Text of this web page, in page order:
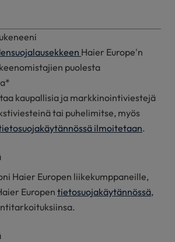
Haier Europe'n
puolesta
kaupallisia ja markkinointiviestejä
tai puhelimitse, myös
ilmoitetaan.
Haier Europen liikekumppaneille,
Europentietosuojakäytännössä,